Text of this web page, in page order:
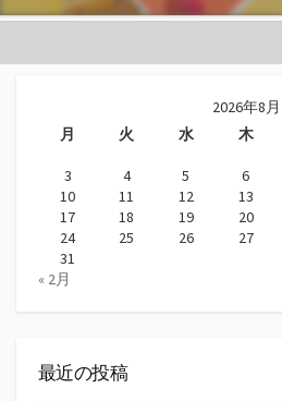
2026年8月
月
火 水 木
3
4 5 6
10
11 12 13
17
18 19 20
24
25 26 27
31
« 2月
最近の投稿